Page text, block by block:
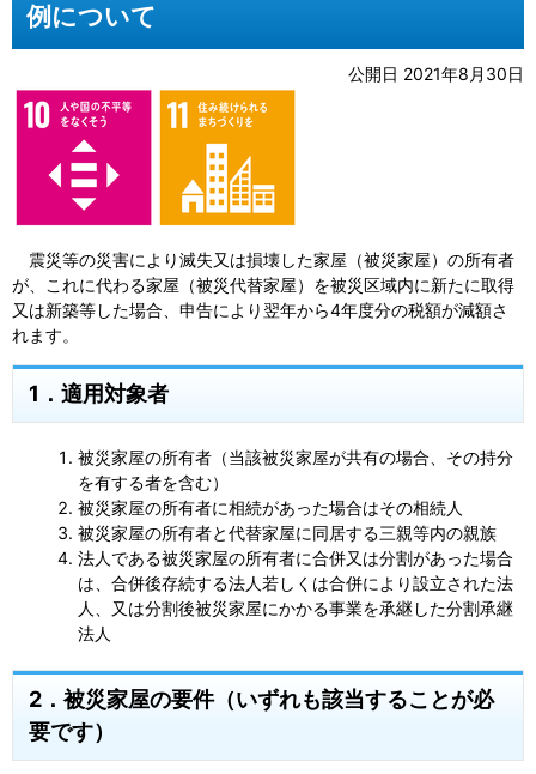
例について
公開日 2021年8月30日
震災等の災害により滅失又は損壊した家屋（被災家屋）の所有者
が、これに代わる家屋（被災代替家屋）を被災区域内に新たに取得
又は新築等した場合、申告により翌年から4年度分の税額が減額さ
れます。
1．適用対象者
被災家屋の所有者（当該被災家屋が共有の場合、その持分
を有する者を含む）
被災家屋の所有者に相続があった場合はその相続人
被災家屋の所有者と代替家屋に同居する三親等内の親族
法人である被災家屋の所有者に合併又は分割があった場合
は、合併後存続する法人若しくは合併により設立された法
人、又は分割後被災家屋にかかる事業を承継した分割承継
法人
2．被災家屋の要件（いずれも該当することが必
要です）